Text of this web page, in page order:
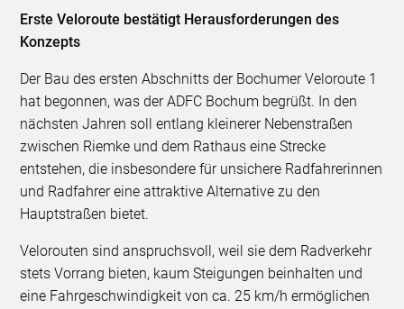
Erste Veloroute bestätigt Herausforderungen des
Konzepts
Der Bau des ersten Abschnitts der Bochumer Veloroute 1
hat begonnen, was der ADFC Bochum begrüßt. In den
nächsten Jahren soll entlang kleinerer Nebenstraßen
zwischen Riemke und dem Rathaus eine Strecke
entstehen, die insbesondere für unsichere Radfahrerinnen
und Radfahrer eine attraktive Alternative zu den
Hauptstraßen bietet.
Velorouten sind anspruchsvoll, weil sie dem Radverkehr
stets Vorrang bieten, kaum Steigungen beinhalten und
eine Fahrgeschwindigkeit von ca. 25 km/h ermöglichen